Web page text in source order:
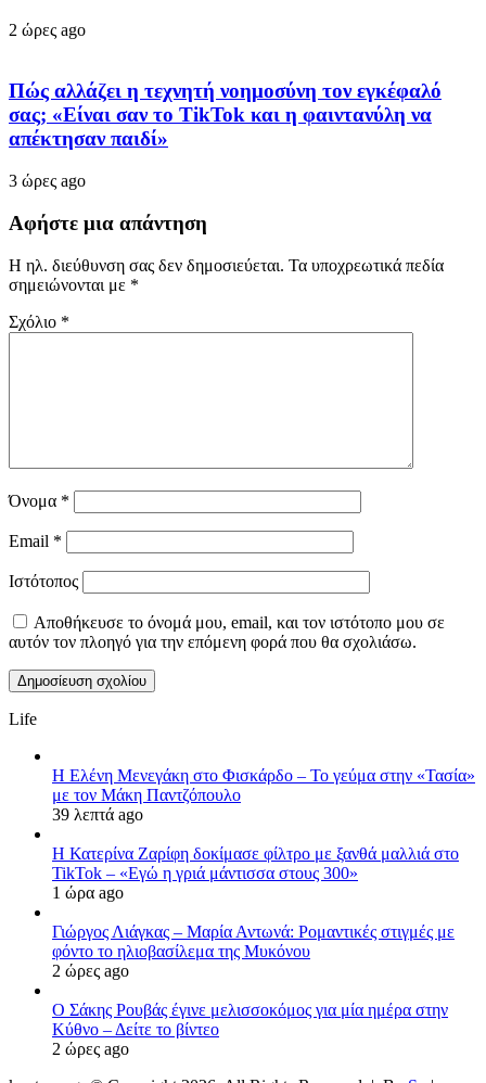
2 ώρες ago
Πώς αλλάζει η τεχνητή νοημοσύνη τον εγκέφαλό
σας; «Είναι σαν το TikTok και η φαιντανύλη να
απέκτησαν παιδί»
3 ώρες ago
Αφήστε μια απάντηση
Η ηλ. διεύθυνση σας δεν δημοσιεύεται. Τα υποχρεωτικά πεδία
σημειώνονται με *
Σχόλιο *
Όνομα *
Email *
Ιστότοπος
Αποθήκευσε το όνομά μου, email, και τον ιστότοπο μου σε
αυτόν τον πλοηγό για την επόμενη φορά που θα σχολιάσω.
Life
Η Ελένη Μενεγάκη στο Φισκάρδο – Το γεύμα στην «Τασία»
με τον Μάκη Παντζόπουλο
39 λεπτά ago
Η Κατερίνα Ζαρίφη δοκίμασε φίλτρο με ξανθά μαλλιά στο
TikTok – «Εγώ η γριά μάντισσα στους 300»
1 ώρα ago
Γιώργος Λιάγκας – Μαρία Αντωνά: Ρομαντικές στιγμές με
φόντο το ηλιοβασίλεμα της Μυκόνου
2 ώρες ago
Ο Σάκης Ρουβάς έγινε μελισσοκόμος για μία ημέρα στην
Κύθνο – Δείτε το βίντεο
2 ώρες ago